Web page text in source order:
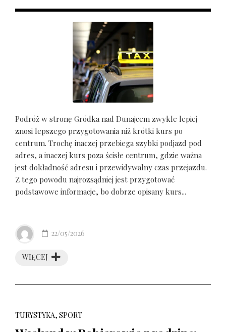
Podróż w stronę Gródka nad Dunajcem zwykle lepiej
znosi lepszego przygotowania niż krótki kurs po
centrum. Trochę inaczej przebiega szybki podjazd pod
adres, a inaczej kurs poza ścisłe centrum, gdzie ważna
jest dokładność adresu i przewidywalny czas przejazdu.
Z tego powodu najrozsądniej jest przygotować
podstawowe informacje, bo dobrze opisany kurs...
WIĘCEJ
22/05/2026
TURYSTYKA, SPORT